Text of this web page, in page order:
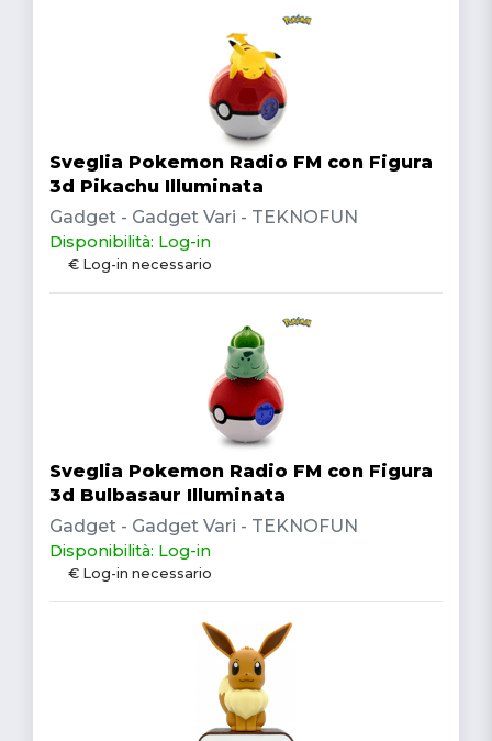
Sveglia Pokemon Radio FM con Figura
3d Pikachu Illuminata
Gadget - Gadget Vari - TEKNOFUN
Disponibilità: Log-in
€ Log-in necessario
Sveglia Pokemon Radio FM con Figura
3d Bulbasaur Illuminata
Gadget - Gadget Vari - TEKNOFUN
Disponibilità: Log-in
€ Log-in necessario